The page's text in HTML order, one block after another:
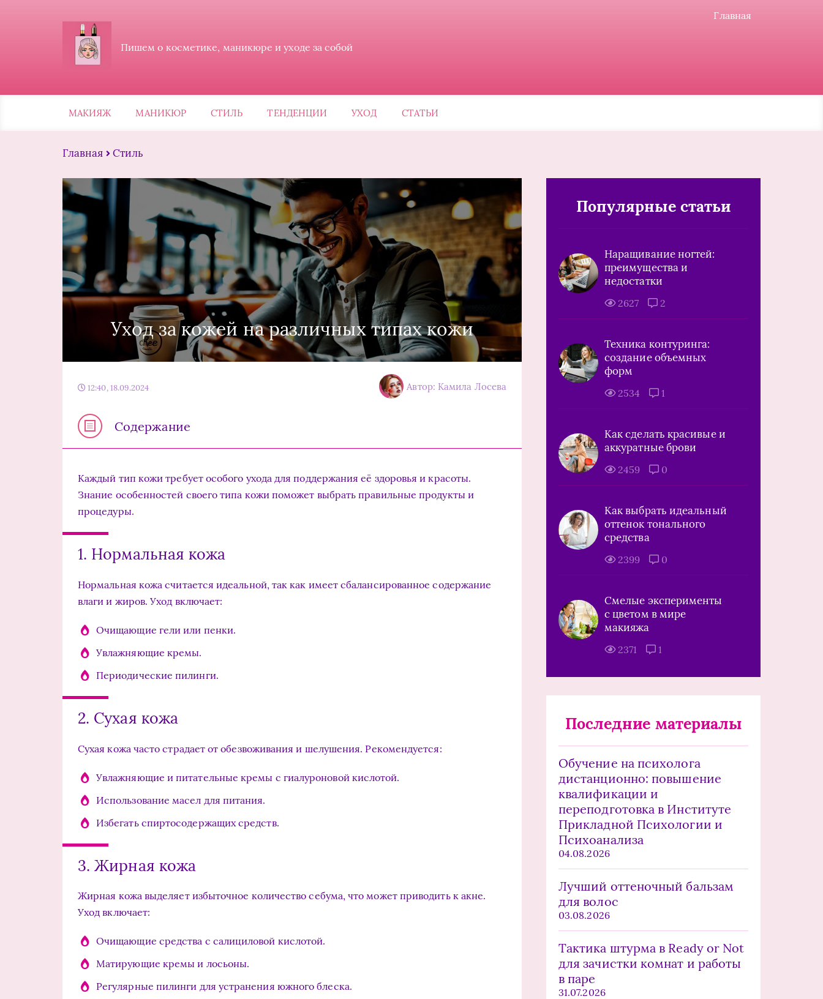
Главная
Пишем о косметике, маникюре и уходе за собой
МАКИЯЖ МАНИКЮР СТИЛЬ ТЕНДЕНЦИИ УХОД СТАТЬИ
Главная Стиль
Уход за кожей на различных типах кожи
12:40, 18.09.2024 Автор: Камила Лосева
Содержание
Каждый тип кожи требует особого ухода для поддержания её здоровья и красоты.
Знание особенностей своего типа кожи поможет выбрать правильные продукты и
процедуры.
1. Нормальная кожа
Нормальная кожа считается идеальной, так как имеет сбалансированное содержание
влаги и жиров. Уход включает:
Очищающие гели или пенки.
Увлажняющие кремы.
Периодические пилинги.
2. Сухая кожа
Сухая кожа часто страдает от обезвоживания и шелушения. Рекомендуется:
Увлажняющие и питательные кремы с гиалуроновой кислотой.
Использование масел для питания.
Избегать спиртосодержащих средств.
3. Жирная кожа
Жирная кожа выделяет избыточное количество себума, что может приводить к акне.
Уход включает:
Очищающие средства с салициловой кислотой.
Матирующие кремы и лосьоны.
Регулярные пилинги для устранения южного блеска.
Популярные статьи
Наращивание ногтей:
преимущества и
недостатки
2627 2
Техника контуринга:
создание объемных
форм
2534 1
Как сделать красивые и
аккуратные брови
2459 0
Как выбрать идеальный
оттенок тонального
средства
2399 0
Смелые эксперименты
с цветом в мире
макияжа
2371 1
Последние материалы
Обучение на психолога
дистанционно: повышение
квалификации и
переподготовка в Институте
Прикладной Психологии и
Психоанализа
04.08.2026
Лучший оттеночный бальзам
для волос
03.08.2026
Тактика штурма в Ready or Not
для зачистки комнат и работы
в паре
31.07.2026